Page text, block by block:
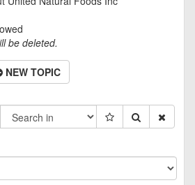
be deleted.
NEW TOPIC